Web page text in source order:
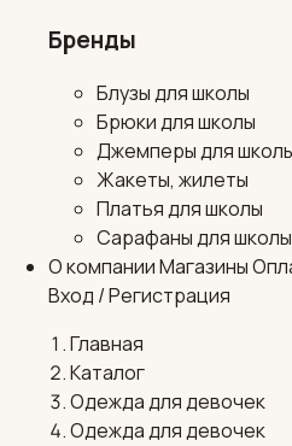
Бренды
Блузы для школы
Брюки для школы
Джемперы для
Жакеты, жилеты
Платья для школы
Сарафаны для школы
О компанииМагазины
Вход / Регистрация
Главная
Каталог
Одежда для девочек
Одежда для девочек